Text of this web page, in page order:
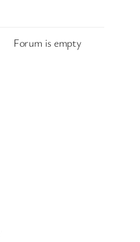
Forum is empty